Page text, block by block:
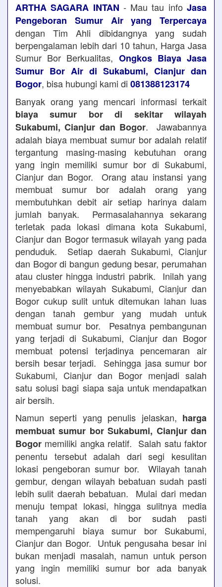
ARTHA SAGARA INTAN - Mau tau infoJasa
Pengeboran Sumur Air yang Terpercaya
dengan Tim Ahli dibidangnya yang sudah
berpengalaman lebih dari 10 tahun, Harga Jasa
Sumur Bor Berkualitas, Ongkos Biaya Jasa
Sumur Bor Air di Sukabumi, Cianjur dan
Bogor, bisa hubungi kami di 081388123174
Banyak orang yang mencari informasi terkait
biaya sumur bor di sekitar wilayah
Sukabumi, Cianjur dan Bogor. Jawabannya
adalah biaya membuat sumur bor adalah relatif
tergantung masing-masing kebutuhan orang
yang ingin memiliki sumur bor di Sukabumi,
Cianjur dan Bogor. Orang atau instansi yang
membuat sumur bor adalah orang yang
membutuhkan debit air setiap harinya dalam
jumlah banyak. Permasalahannya sekarang
terletak pada lokasi dimana kota Sukabumi,
Cianjur dan Bogor termasuk wilayah yang pada
penduduk. Setiap daerah Sukabumi, Cianjur
dan Bogor di bangun gedung besar, perumahan
atau cluster hingga industri pabrik. Inilah yang
menyebabkan wilayah Sukabumi, Cianjur dan
Bogor cukup sulit untuk ditemukan lahan luas
dengan tanah gembur yang mudah untuk
membuat sumur bor. Pesatnya pembangunan
yang terjadi di Sukabumi, Cianjur dan Bogor
membuat potensi terjadinya pencemaran air
bersih besar terjadi. Sehingga jasa sumur bor
Sukabumi, Cianjur dan Bogor menjadi salah
satu solusi bagi siapa saja untuk mendapatkan
air bersih.
Namun seperti yang penulis jelaskan, harga
membuat sumur bor Sukabumi, Cianjur dan
Bogor memiliki angka relatif. Salah satu faktor
penentu tersebut adalah dari segi kesulitan
lokasi pengeboran sumur bor. Wilayah tanah
gembur, dengan wilayah bebatuan sudah pasti
lebih sulit daerah bebatuan. Mulai dari medan
menuju tempat lokasi, hingga sulitnya media
tanah yang akan di bor sudah pasti
mempengaruhi biaya sumur bor Sukabumi,
Cianjur dan Bogor. Untuk pengusaha besar ini
bukan menjadi masalah, namun untuk person
yang ingin memiliki sumur bor ada banyak
solusi.